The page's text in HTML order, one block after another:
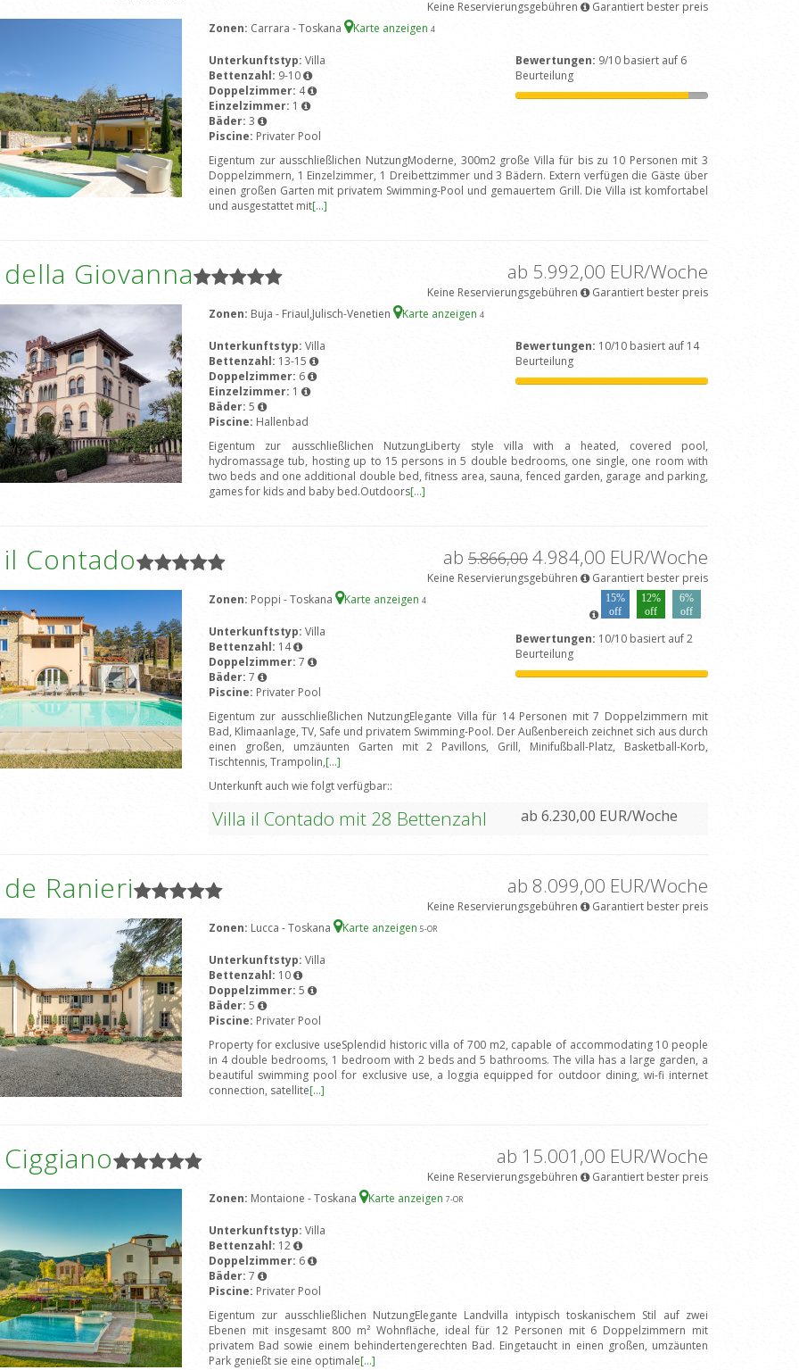
Keine Reservierungsgebühren
Garantiert bester preis
Zonen: Carrara - Toskana Karte anzeigen 4
Unterkunftstyp: Villa
Bettenzahl: 9-10
Doppelzimmer: 4
Einzelzimmer: 1
Bäder: 3
Piscine: Privater Pool
Bewertungen: 9/10 basiert auf 6
Beurteilung
Eigentum zur ausschließlichen NutzungModerne, 300m2 große Villa für bis zu 10 Personen mit 3
Doppelzimmern, 1 Einzelzimmer, 1 Dreibettzimmer und 3 Bädern. Extern verfügen die Gäste über
einen großen Garten mit privatem Swimming-Pool und gemauertem Grill. Die Villa ist komfortabel
und ausgestattet mit[...]
Giovanna ab 5.992,00 EUR/Woche
Keine Reservierungsgebühren
Garantiert bester preis
Zonen: Buja - Friaul,Julisch-Venetien Karte anzeigen 4
Unterkunftstyp: Villa
Bettenzahl: 13-15
Doppelzimmer: 6
Einzelzimmer: 1
Bäder: 5
Piscine: Hallenbad
Bewertungen: 10/10 basiert auf 14
Beurteilung
Eigentum zur ausschließlichen NutzungLiberty style villa with a heated, covered pool,
hydromassage tub, hosting up to 15 persons in 5 double bedrooms, one single, one room with
two beds and one additional double bed, fitness area, sauna, fenced garden, garage and parking,
games for kids and baby bed.Outdoors[...]
Contado ab 5.866,00 4.984,00 EUR/Woche
Keine Reservierungsgebühren
Garantiert bester preis
Zonen: Poppi - Toskana Karte anzeigen 4
15%
off
12%
off
6%
off
Unterkunftstyp: Villa
Bettenzahl: 14
Doppelzimmer: 7
Bäder: 7
Piscine: Privater Pool
Bewertungen: 10/10 basiert auf 2
Beurteilung
Eigentum zur ausschließlichen NutzungElegante Villa für 14 Personen mit 7 Doppelzimmern mit
Bad, Klimaanlage, TV, Safe und privatem Swimming-Pool. Der Außenbereich zeichnet sich aus durch
einen großen, umzäunten Garten mit 2 Pavillons, Grill, Minifußball-Platz, Basketball-Korb,
Tischtennis, Trampolin,[...]
Unterkunft auch wie folgt verfügbar::
Villa il Contado mit 28 Bettenzahl ab 6.230,00 EUR/Woche
Ranieri ab 8.099,00 EUR/Woche
Keine Reservierungsgebühren
Garantiert bester preis
Zonen: Lucca - Toskana Karte anzeigen 5-OR
Unterkunftstyp: Villa
Bettenzahl: 10
Doppelzimmer: 5
Bäder: 5
Piscine: Privater Pool
Property for exclusive useSplendid historic villa of 700 m2, capable of accommodating 10 people
in 4 double bedrooms, 1 bedroom with 2 beds and 5 bathrooms. The villa has a large garden, a
beautiful swimming pool for exclusive use, a loggia equipped for outdoor dining, wi-fi internet
connection, satellite[...]
ab 15.001,00 EUR/Woche
Keine Reservierungsgebühren
Garantiert bester preis
Zonen: Montaione - Toskana Karte anzeigen 7-OR
Unterkunftstyp: Villa
Bettenzahl: 12
Doppelzimmer: 6
Bäder: 7
Piscine: Privater Pool
Eigentum zur ausschließlichen NutzungElegante Landvilla intypisch toskanischem Stil auf zwei
Ebenen mit insgesamt 800 m² Wohnfläche, ideal für 12 Personen mit 6 Doppelzimmern mit
privatem Bad sowie einem behindertengerechten Bad. Eingetaucht in einen großen, umzäunten
Park genießt sie eine optimale[...]